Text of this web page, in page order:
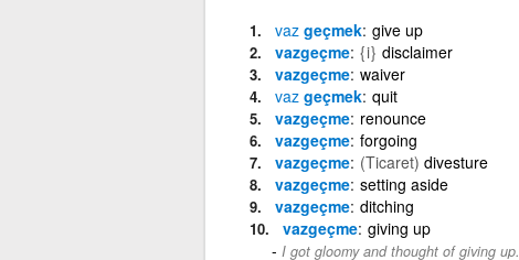
vazgeçmek give up
vazgeçme {i} disclaimer
vazgeçme waiver
vazgeçmek quit
vazgeçme renounce
vazgeçme forgoing
vazgeçme (Ticaret) divesture
vazgeçme setting aside
vazgeçme ditching
vazgeçme giving up
I got gloomy and thought of giving up.